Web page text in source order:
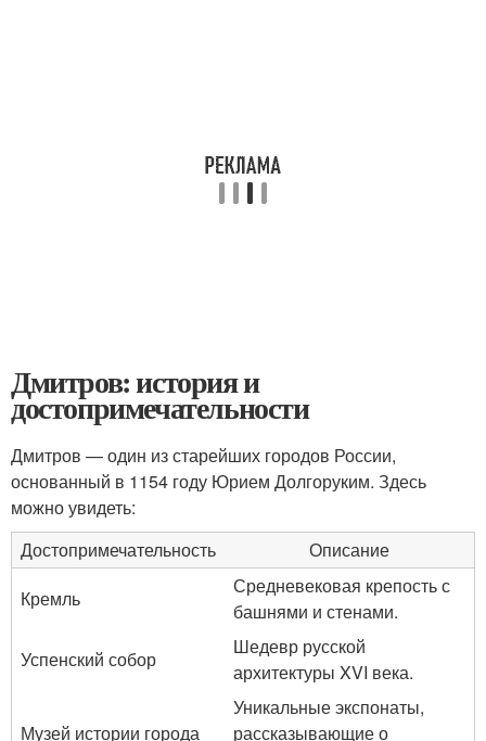
Дмитров: история и
достопримечательности
Дмитров — один из старейших городов России,
основанный в 1154 году Юрием Долгоруким. Здесь
можно увидеть:
Достопримечательность
Описание
Кремль
Средневековая крепость с
башнями и стенами.
Успенский собор
Шедевр русской
архитектуры XVI века.
Музей истории города
Уникальные экспонаты,
рассказывающие о